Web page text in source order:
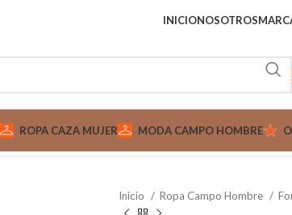
INICIONOSOTROS
ROPA CAZA MUJER MODA CAMPO HOMBRE
Inicio Ropa Campo Hombre